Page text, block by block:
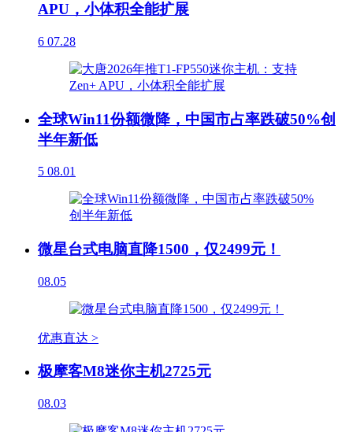
APU，小体积全能扩展
6 07.28
全球Win11份额微降，中国市占率跌破50%创
半年新低
5 08.01
微星台式电脑直降1500，仅2499元！
08.05
优惠直达 >
极摩客M8迷你主机2725元
08.03